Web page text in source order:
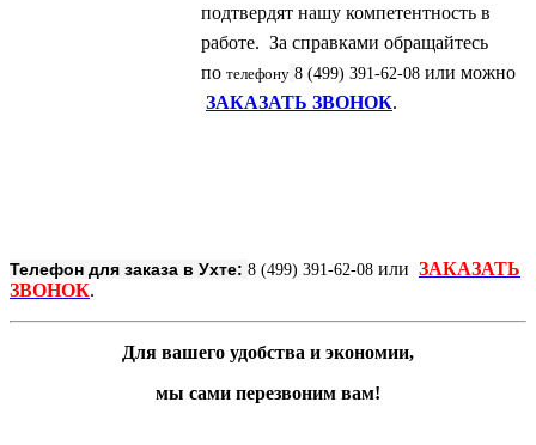
подтвердят нашу компетентность в
работе. За справками обращайтесь
по телефону 8 (499) 391-62-08 или можно
ЗАКАЗАТЬ ЗВОНОК.
Телефон для заказа в Ухте: 8 (499) 391-62-08 или ЗАКАЗАТЬ
ЗВОНОК.
Для вашего удобства и экономии,
мы сами перезвоним вам!